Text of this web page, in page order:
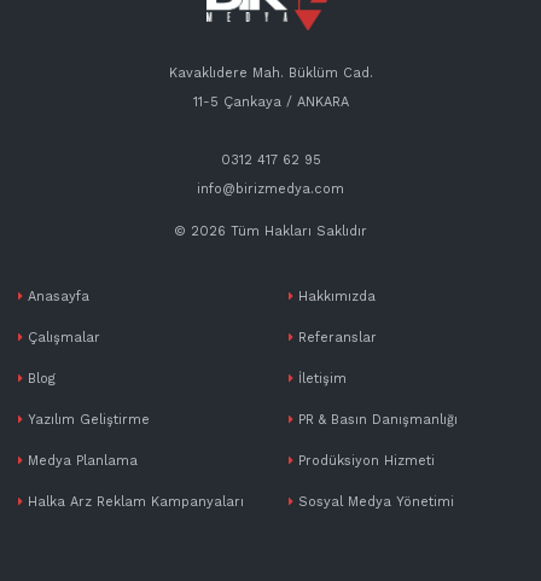
Kavaklıdere Mah. Büklüm Cad.
11-5 Çankaya / ANKARA
0312 417 62 95
info@birizmedya.com
© 2026 Tüm Hakları Saklıdır
Anasayfa Hakkımızda
Çalışmalar Referanslar
Blog İletişim
Yazılım Geliştirme PR & Basın Danışmanlığı
Medya Planlama Prodüksiyon Hizmeti
Halka Arz Reklam Kampanyaları Sosyal Medya Yönetimi